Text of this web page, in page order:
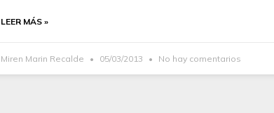
LEER MÁS »
Miren Marin Recalde 05/03/2013 No hay comentarios